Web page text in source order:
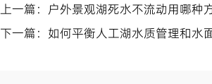
上一篇： 户外景观湖死水不流动用哪种
下一篇： 如何平衡人工湖水质管理和水